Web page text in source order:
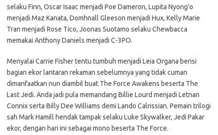
selaku Finn, Oscar Isaac menjadi Poe Dameron, Lupita Nyong’o
menjadi Maz Kanata, Domhnall Gleeson menjadi Hux, Kelly Marie
Tran menjadi Rose Tico, Joonas Suotamo selaku Chewbacca
memakai Anthony Daniels menjadi C-3PO.
Menyalai Carrie Fisher tentu tumbuh menjadi Leia Organa berisi
bagian ekor lantaran rekaman sebelumnya yang tidak cuman
dimanfaatkan nun diambil buat The Force Awakens beserta The
Last Jedi. Anda jadi pula memandang Billie Lourd menjadi Letnan
Connix serta Billy Dee Williams demi Lando Calrissian. Pemain trilogi
sah Mark Hamill hendak tampak selaku Luke Skywalker, Jedi Pakar
ekor, dengan hari ini sebagai mono beserta The Force.